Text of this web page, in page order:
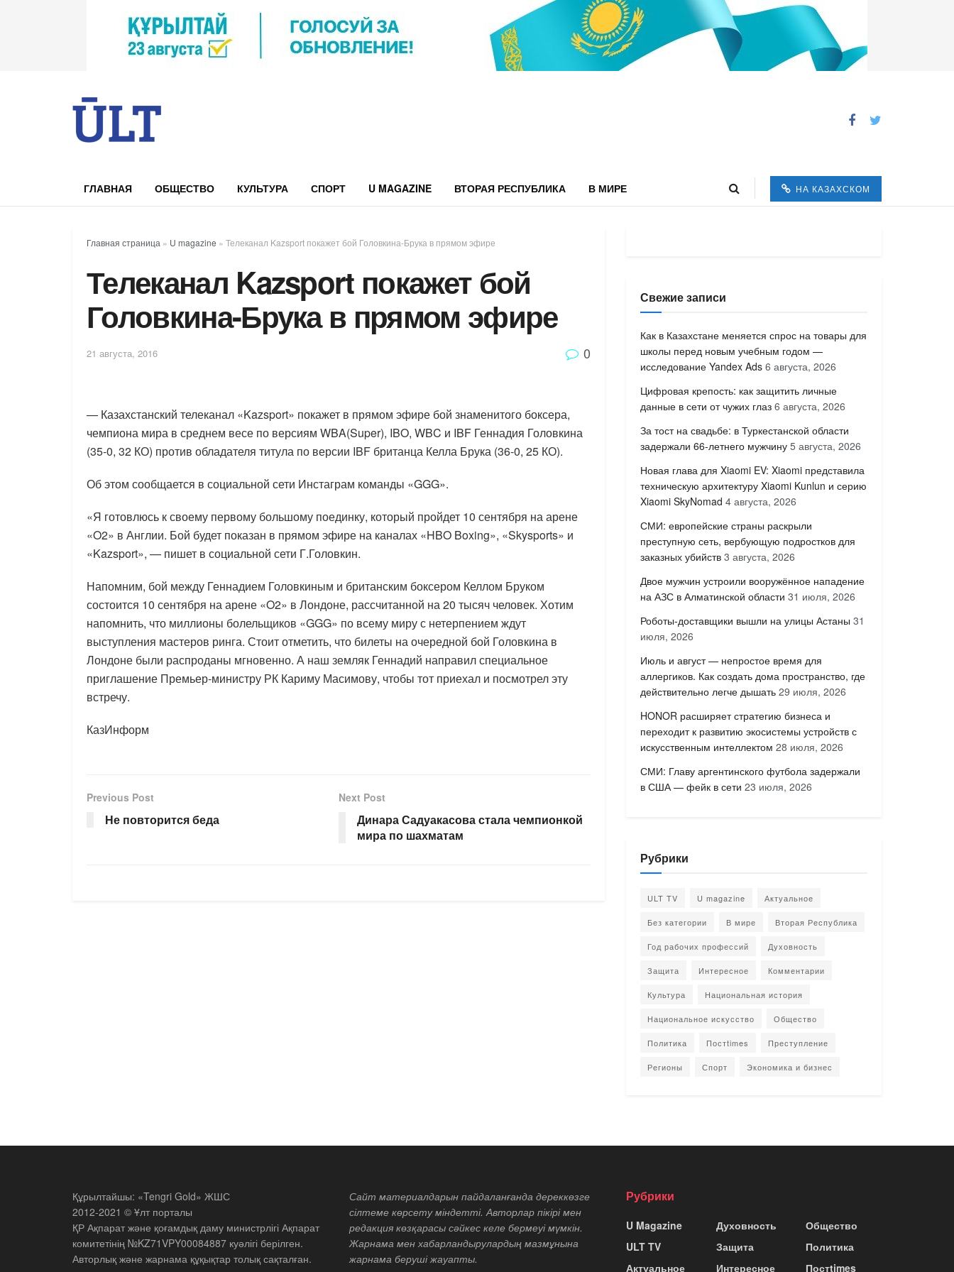
ГЛАВНАЯ ОБЩЕСТВО КУЛЬТУРА СПОРТ U MAGAZINE ВТОРАЯ РЕСПУБЛИКА В МИРЕ НА КАЗАХСКОМ
Главная страница » U magazine » Телеканал Kazsport покажет бой Головкина-Брука в прямом эфире
Телеканал Kazsport покажет бой
Головкина-Брука в прямом эфире
21 августа, 2016 0
— Казахстанский телеканал «Kazsport» покажет в прямом эфире бой знаменитого боксера,
чемпиона мира в среднем весе по версиям WBA(Super), IBO, WBC и IBF Геннадия Головкина
(35-0, 32 КО) против обладателя титула по версии IBF британца Келла Брука (36-0, 25 КО).
Об этом сообщается в социальной сети Инстаграм команды «GGG».
«Я готовлюсь к своему первому большому поединку, который пройдет 10 сентября на арене
«O2» в Англии. Бой будет показан в прямом эфире на каналах «HBO Boxing», «Skysports» и
«Kazsport», — пишет в социальной сети Г.Головкин.
Напомним, бой между Геннадием Головкиным и британским боксером Келлом Бруком
состоится 10 сентября на арене «O2» в Лондоне, рассчитанной на 20 тысяч человек. Хотим
напомнить, что миллионы болельщиков «GGG» по всему миру с нетерпением ждут
выступления мастеров ринга. Стоит отметить, что билеты на очередной бой Головкина в
Лондоне были распроданы мгновенно. А наш земляк Геннадий направил специальное
приглашение Премьер-министру РК Кариму Масимову, чтобы тот приехал и посмотрел эту
встречу.
КазИнформ
Previous Post
Не повторится беда
Next Post
Динара Садуакасова стала чемпионкой
мира по шахматам
Свежие записи
Как в Казахстане меняется спрос на товары для
школы перед новым учебным годом —
исследование Yandex Ads 6 августа, 2026
Цифровая крепость: как защитить личные
данные в сети от чужих глаз 6 августа, 2026
За тост на свадьбе: в Туркестанской области
задержали 66-летнего мужчину 5 августа, 2026
Новая глава для Xiaomi EV: Xiaomi представила
техническую архитектуру Xiaomi Kunlun и серию
Xiaomi SkyNomad 4 августа, 2026
СМИ: европейские страны раскрыли
преступную сеть, вербующую подростков для
заказных убийств 3 августа, 2026
Двое мужчин устроили вооружённое нападение
на АЗС в Алматинской области 31 июля, 2026
Роботы-доставщики вышли на улицы Астаны 31
июля, 2026
Июль и август — непростое время для
аллергиков. Как создать дома пространство, где
действительно легче дышать 29 июля, 2026
HONOR расширяет стратегию бизнеса и
переходит к развитию экосистемы устройств с
искусственным интеллектом 28 июля, 2026
СМИ: Главу аргентинского футбола задержали
в США — фейк в сети 23 июля, 2026
Рубрики
ULT TV U magazine Актуальное
Без категории В мире Вторая Республика
Год рабочих профессий Духовность
Защита Интересное Комментарии
Культура Национальная история
Национальное искусство Общество
Политика Постtimes Преступление
Регионы Спорт Экономика и бизнес
Құрылтайшы: «Tengri Gold» ЖШС
2012-2021 © Ұлт порталы
ҚР Ақпарат және қоғамдық даму министрлігі Ақпарат
комитетінің №KZ71VPY00084887 куәлігі берілген.
Авторлық және жарнама құқықтар толық сақталған.
Сайт материалдарын пайдаланғанда дереккөзге
сілтеме көрсету міндетті. Авторлар пікірі мен
редакция көзқарасы сәйкес келе бермеуі мүмкін.
Жарнама мен хабарландырулардың мазмұнына
жарнама беруші жауапты.
Рубрики
U Magazine
ULT TV
Актуальное
Духовность
Защита
Интересное
Общество
Политика
Постtimes